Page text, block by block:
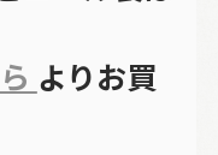
よりお買